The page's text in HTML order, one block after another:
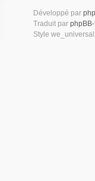
Développé par
Traduit par
Style